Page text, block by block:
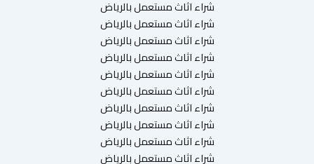
شراء اثاث مستعمل بالرياض
شراء اثاث مستعمل بالرياض
شراء اثاث مستعمل بالرياض
شراء اثاث مستعمل بالرياض
شراء اثاث مستعمل بالرياض
شراء اثاث مستعمل بالرياض
شراء اثاث مستعمل بالرياض
شراء اثاث مستعمل بالرياض
شراء اثاث مستعمل بالرياض
شراء اثاث مستعمل بالرياض